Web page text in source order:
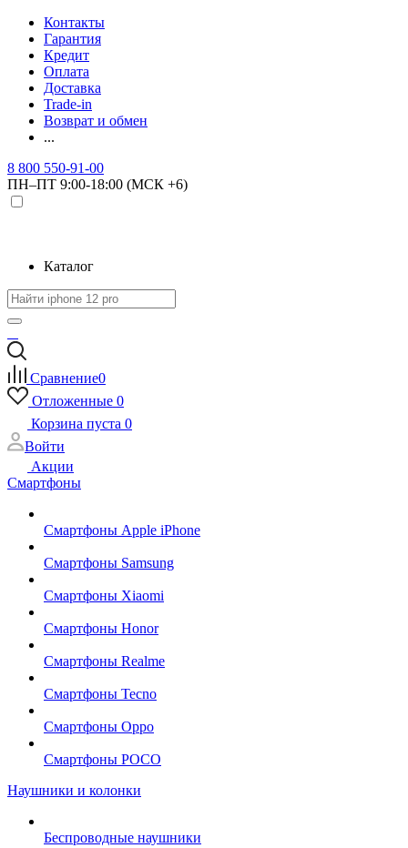
Контакты
Гарантия
Кредит
Оплата
Доставка
Trade-in
Возврат и обмен
...
8 800 550-91-00
ПН–ПТ 9:00-18:00 (МСК +6)
Каталог
Сравнение0
Отложенные 0
Корзина пуста 0
Войти
Акции
Смартфоны
Смартфоны Apple iPhone
Смартфоны Samsung
Смартфоны Xiaomi
Смартфоны Honor
Смартфоны Realme
Смартфоны Tecno
Смартфоны Oppo
Смартфоны POCO
Наушники и колонки
Беспроводные наушники